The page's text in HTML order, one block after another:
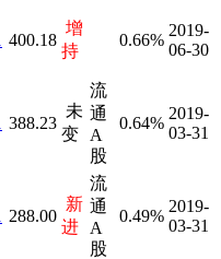
400.18
增
持
0.66%
2019-
06-30
388.23
未
变
流
通
A
股
0.64%
2019-
03-31
288.00
新
进
流
通
A
股
0.49%
2019-
03-31